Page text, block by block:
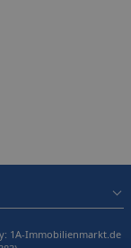
1A-Immobilienmarkt.de